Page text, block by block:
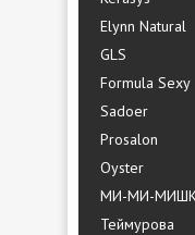
Elynn Natural
GLS
Formula Sexy
Sadoer
Prosalon
Oyster
МИ-МИ-
Теймурова